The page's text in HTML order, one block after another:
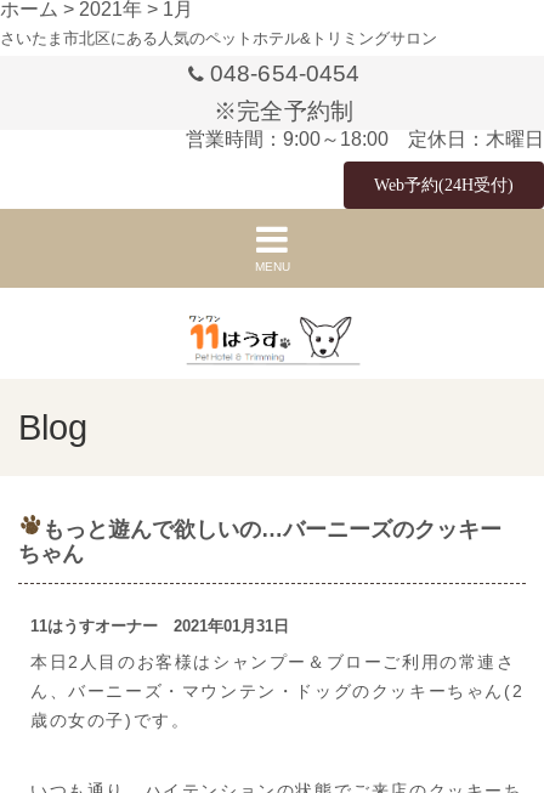
ホーム > 2021年 > 1月
さいたま市北区にある人気のペットホテル&トリミングサロン
048-654-0454
※完全予約制
営業時間：9:00～18:00 定休日：木曜日
Web予約(24H受付)
MENU
Blog
もっと遊んで欲しいの…バーニーズのクッキー
ちゃん
11はうすオーナー 2021年01月31日
本日2人目のお客様はシャンプー＆ブローご利用の常連さ
ん、バーニーズ・マウンテン・ドッグのクッキーちゃん(2
歳の女の子)です。